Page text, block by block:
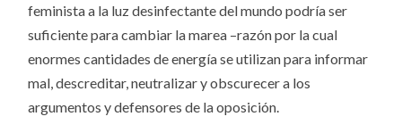
feminista a la luz desinfectante del mundo podría ser
suficiente para cambiar la marea –razón por la cual
enormes cantidades de energía se utilizan para informar
mal, descreditar, neutralizar y obscurecer a los
argumentos y defensores de la oposición.